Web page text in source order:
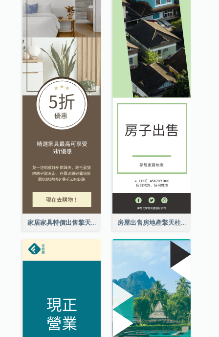
家居家具特價出售擎天柱廣告 房屋出售房地產擎天柱廣告